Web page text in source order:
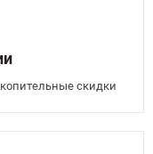
скидки